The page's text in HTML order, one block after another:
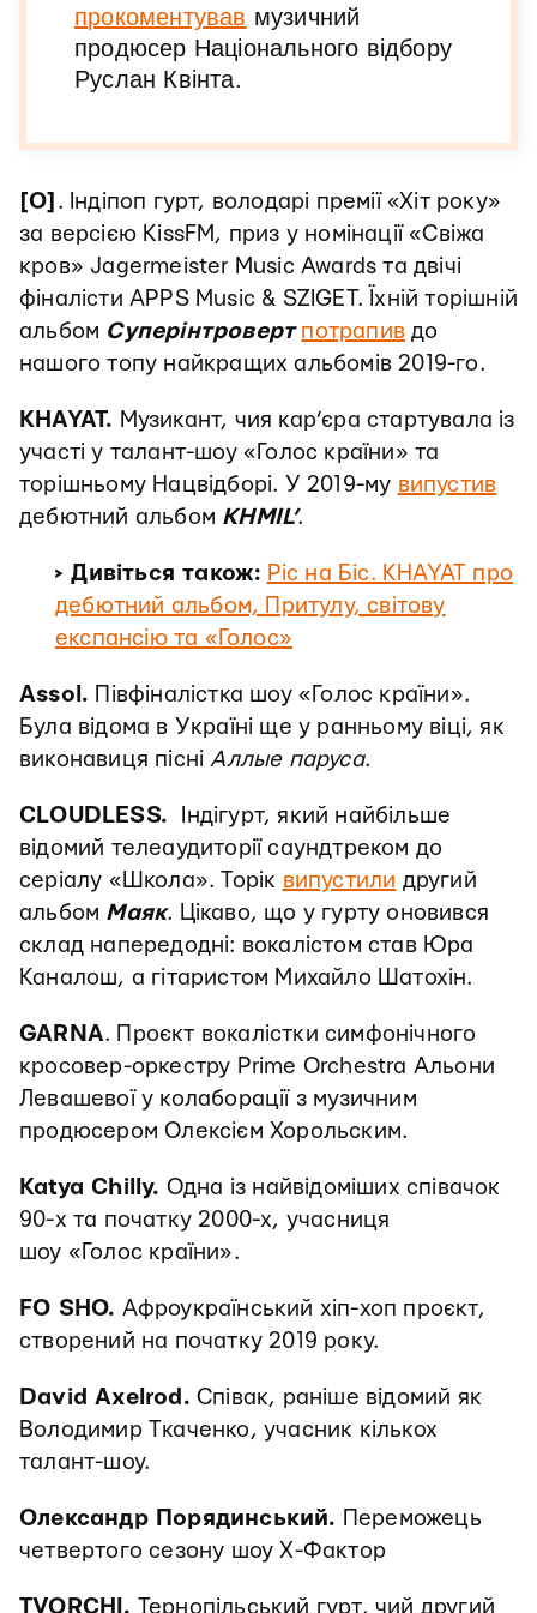
прокоментував музичний
продюсер Національного відбору
Руслан Квінта.
[О] . Індіпоп гурт, володарі премії «Хіт року»
за версією KissFM, приз у номінації «Свіжа
кров» Jagermeister Music Awards та двічі
фіналісти APPS Music & SZIGET. Їхній торішній
альбом Суперінтроверт потрапив до
нашого топу найкращих альбомів 2019-го.
KHAYAT. Музикант, чия кар’єра стартувала із
участі у талант-шоу «Голос країни» та
торішньому Нацвідборі. У 2019-му випустив
дебютний альбом KHMIL’.
> Дивіться також: Ріс на Біс. KHAYAT про
дебютний альбом, Притулу, світову
експансію та «Голос»
Assol. Півфіналістка шоу «Голос країни».
Була відома в Україні ще у ранньому віці, як
виконавиця пісніАллые паруса.
CLOUDLESS.
Індігурт, який найбільше
відомий телеаудиторії саундтреком до
серіалу «Школа». Торік випустили другий
альбом Маяк. Цікаво, що у гурту оновився
склад напередодні: вокалістом став Юра
Каналош, а гітаристом Михайло Шатохін.
GARNA. Проєкт вокалістки симфонічного
кросовер-оркестру Prime Orchestra Альони
Левашевої у колаборації з музичним
продюсером Олексієм Хорольским.
Katya Chilly. Одна із найвідоміших співачок
90-х та початку 2000-х, учасниця
шоу «Голос країни».
FO SHO. Афроукраїнський хіп-хоп проєкт,
створений на початку 2019 року.
David Axelrod. Співак, раніше відомий як
Володимир Ткаченко, учасник кількох
талант-шоу.
Олександр Порядинський. Переможець
четвертого сезону шоу X-Фактор
TVORCHI. Тернопільський гурт, чий другий